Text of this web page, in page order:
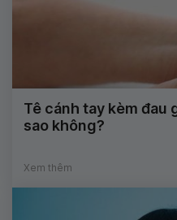
Tê cánh tay kèm đau
sao không?
Xem thêm